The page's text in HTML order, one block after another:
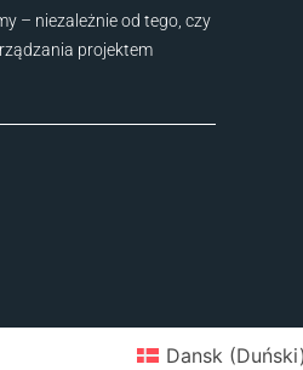
– niezależnie od tego, czy
projektem
Dansk (Duński)